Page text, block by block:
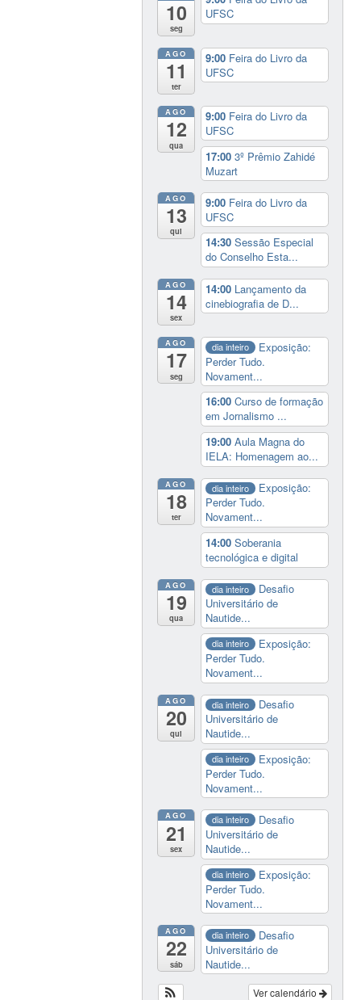
10
seg
UFSC
AGO
11
ter
9:00 Feira do Livro da
UFSC
AGO
12
qua
9:00 Feira do Livro da
UFSC
17:003º Prêmio Zahidé
Muzart
AGO
13
qui
9:00 Feira do Livro da
UFSC
14:30Sessão Especial
do Conselho Esta...
AGO
14
sex
14:00 Lançamento da
cinebiografia de D...
AGO
17
seg
dia inteiro
Exposição:
Perder Tudo.
Novament...
16:00Curso de formação
em Jornalismo ...
19:00Aula Magna do
IELA: Homenagem ao...
AGO
18
ter
dia inteiro
Exposição:
Perder Tudo.
Novament...
14:00Soberania
tecnológica e digital
AGO
19
qua
dia inteiro
Desafio
Universitário de
Nautide...
dia inteiro
Exposição:
Perder Tudo.
Novament...
AGO
20
qui
dia inteiro
Desafio
Universitário de
Nautide...
dia inteiro
Exposição:
Perder Tudo.
Novament...
AGO
21
sex
dia inteiro
Desafio
Universitário de
Nautide...
dia inteiro
Exposição:
Perder Tudo.
Novament...
AGO
22
sáb
dia inteiro
Desafio
Universitário de
Nautide...
Ver calendário